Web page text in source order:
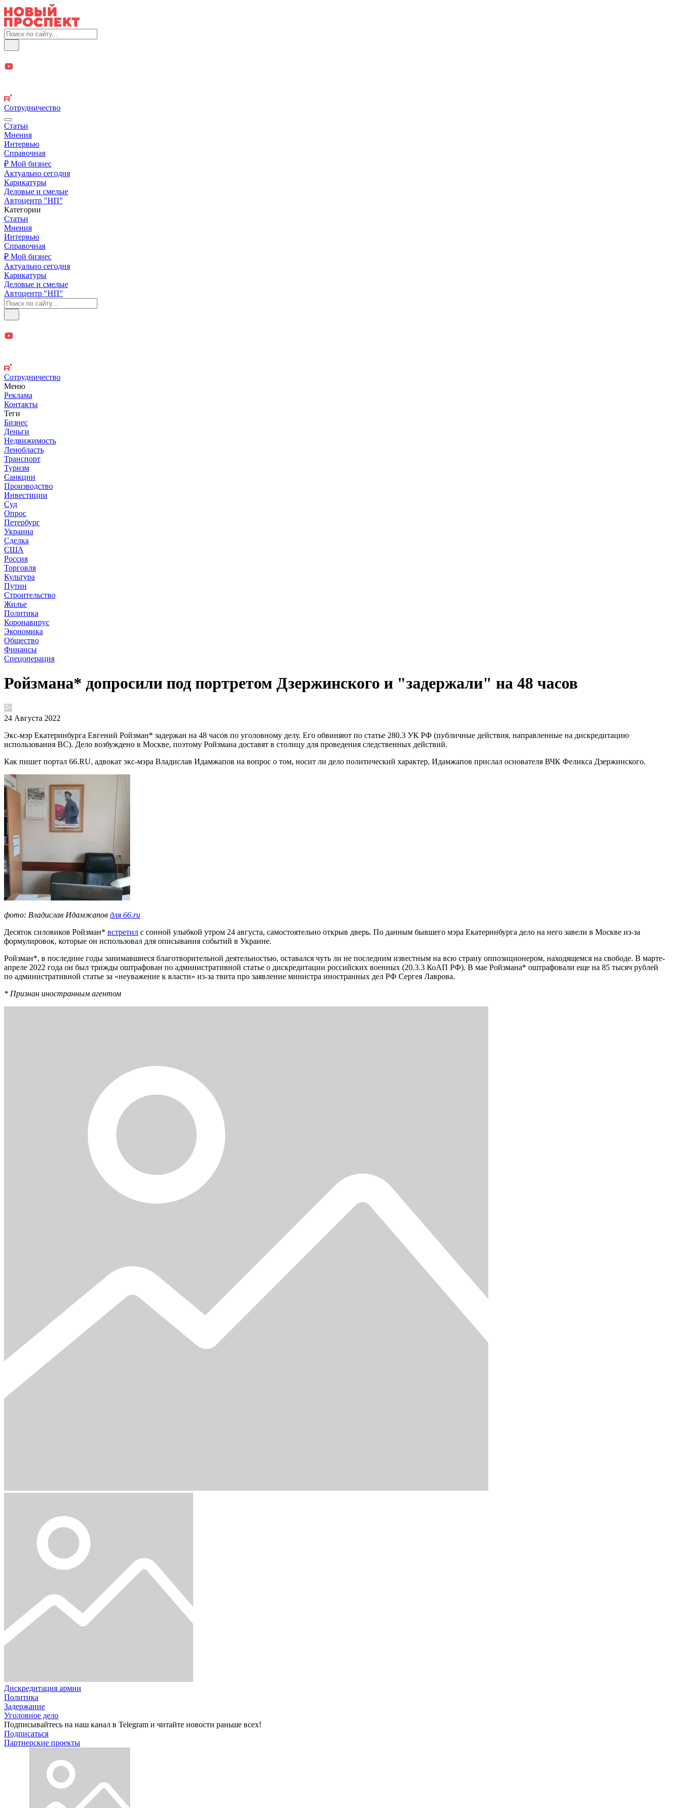
Сотрудничество
Статьи
Мнения
Интервью
Справочная
₽ Мой бизнес
Актуально сегодня
Карикатуры
Деловые и смелые
Автоцентр "НП"
Категории
Статьи
Мнения
Интервью
Справочная
₽ Мой бизнес
Актуально сегодня
Карикатуры
Деловые и смелые
Автоцентр "НП"
Сотрудничество
Меню
Реклама
Контакты
Теги
Бизнес
Деньги
Недвижимость
Ленобласть
Транспорт
Туризм
Санкции
Производство
Инвестиции
Суд
Опрос
Петербург
Украина
Сделка
США
Россия
Торговля
Культура
Путин
Строительство
Жилье
Политика
Коронавирус
Экономика
Общество
Финансы
Спецоперация
Ройзмана* допросили под портретом Дзержинского и "задержали" на 48 часов
24 Августа 2022
Экс-мэр Екатеринбурга Евгений Ройзман* задержан на 48 часов по уголовному делу. Его обвиняют по статье 280.3 УК РФ (публичные действия, направленные на дискредитацию
использования ВС). Дело возбуждено в Москве, поэтому Ройзмана доставят в столицу для проведения следственных действий.
Как пишет портал 66.RU, адвокат экс-мэра Владислав Идамжапов на вопрос о том, носит ли дело политический характер, Идамжапов прислал основателя ВЧК Феликса Дзержинского.
фото: Владислав Идамжапов для 66.ru
Десяток силовиков Ройзман* встретил с сонной улыбкой утром 24 августа, самостоятельно открыв дверь. По данным бывшего мэра Екатеринбурга дело на него завели в Москве из-за
формулировок, которые он использовал для описывания событий в Украине.
Ройзман*, в последние годы занимавшиеся благотворительной деятельностью, оставался чуть ли не последним известным на всю страну оппозиционером, находящемся на свободе. В марте-
апреле 2022 года он был трижды оштрафован по административной статье о дискредитации российских военных (20.3.3 КоАП РФ). В мае Ройзмана* оштрафовали еще на 85 тысяч рублей
по административной статье за «неуважение к власти» из-за твита про заявление министра иностранных дел РФ Сергея Лаврова.
* Признан иностранным агентом
Дискредитация армии
Политика
Задержание
Уголовное дело
Подписывайтесь на наш канал в Telegram и читайте новости раньше всех!
Подписаться
Партнерские проекты